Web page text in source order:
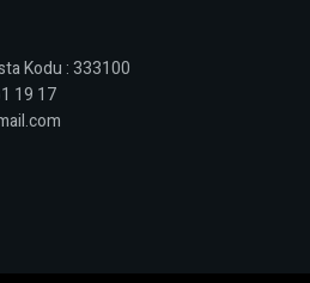
Kodu : 333100
19 17